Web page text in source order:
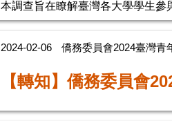
本調查旨在瞭解臺灣各大學學生參
2024-02-06 僑務委員會2024臺灣青
【轉知】僑務委員會